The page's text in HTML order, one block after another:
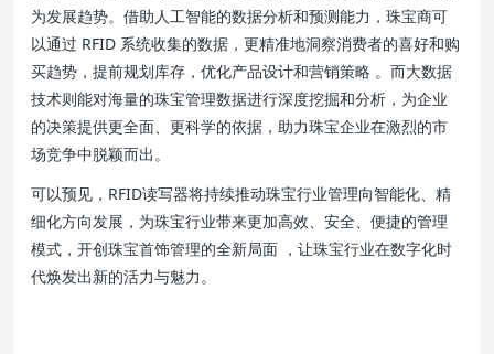
为发展趋势。借助人工智能的数据分析和预测能力，珠宝商可
以通过 RFID 系统收集的数据，更精准地洞察消费者的喜好和购
买趋势，提前规划库存，优化产品设计和营销策略 。而大数据
技术则能对海量的珠宝管理数据进行深度挖掘和分析，为企业
的决策提供更全面、更科学的依据，助力珠宝企业在激烈的市
场竞争中脱颖而出。
可以预见，RFID读写器将持续推动珠宝行业管理向智能化、精
细化方向发展，为珠宝行业带来更加高效、安全、便捷的管理
模式，开创珠宝首饰管理的全新局面 ，让珠宝行业在数字化时
代焕发出新的活力与魅力。